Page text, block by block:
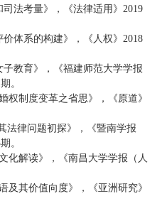
法考量》，《法律适用》2019
体系的构建》，《人权》2018
教育》，《福建师范大学学报
。
权制度变革之省思》，《原道》
法律问题初探》，《暨南学报
。
化解读》，《南昌大学学报（人
及其价值向度》，《亚洲研究》